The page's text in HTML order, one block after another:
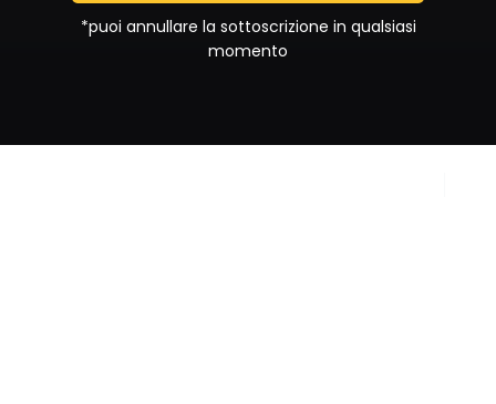
*puoi annullare la sottoscrizione in qualsiasi
momento